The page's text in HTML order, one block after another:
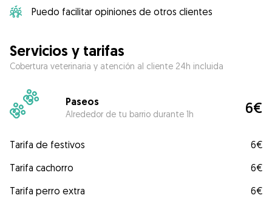
Puedo facilitar opiniones de otros clientes
Servicios y tarifas
Cobertura veterinaria y atención al cliente 24h incluida
Paseos
Alrededor de tu barrio durante 1h 6€
Tarifa de festivos
6€
Tarifa cachorro
6€
Tarifa perro extra
6€